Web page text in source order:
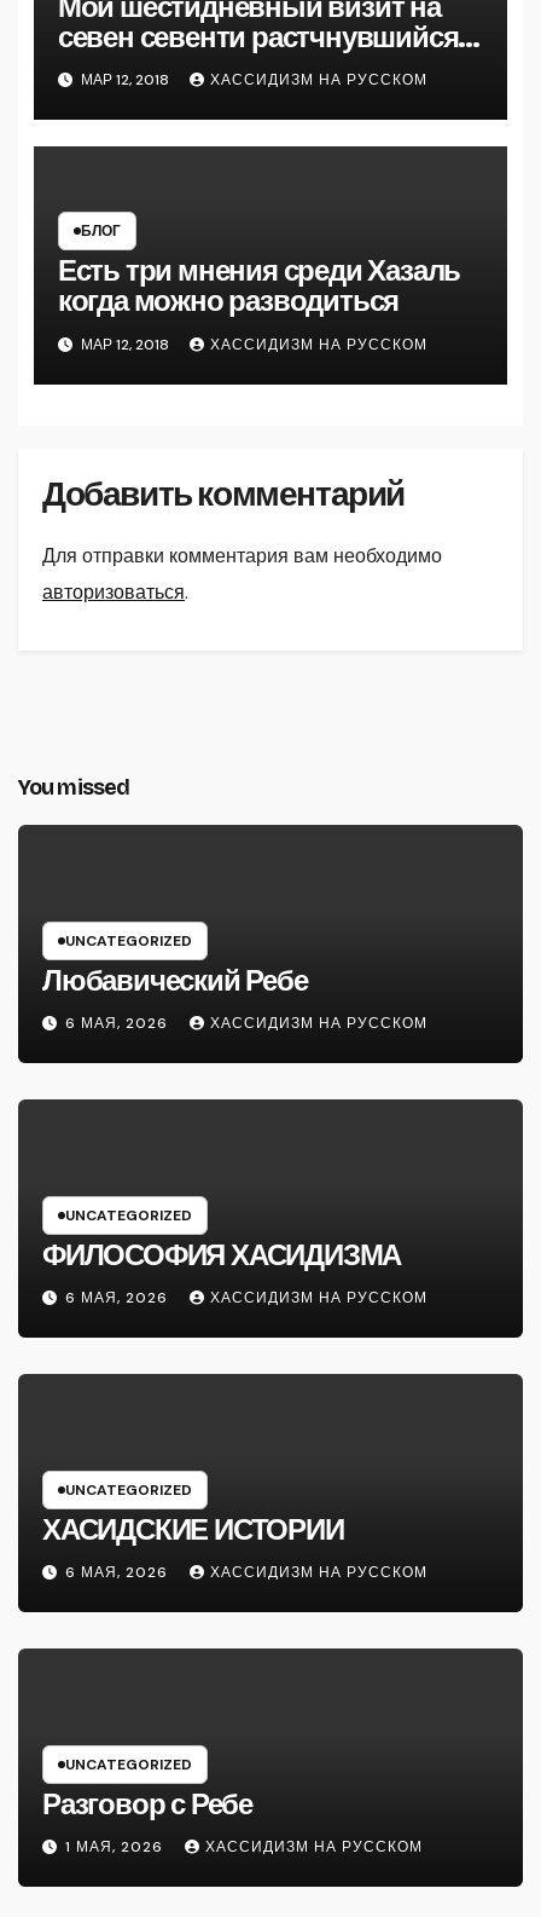
Мой шестидневный визит на
севен севенти растчнувшийся
на полтора месяца кажется
подошел к концу
МАР 12, 2018 ХАССИДИЗМ НА РУССКОМ
БЛОГ
Есть три мнения среди Хазаль
когда можно разводиться
МАР 12, 2018 ХАССИДИЗМ НА РУССКОМ
Добавить комментарий
Для отправки комментария вам необходимо
авторизоваться.
You missed
UNCATEGORIZED
Любавический Ребе
6 МАЯ, 2026 ХАССИДИЗМ НА РУССКОМ
UNCATEGORIZED
ФИЛОСОФИЯ ХАСИДИЗМА
6 МАЯ, 2026 ХАССИДИЗМ НА РУССКОМ
UNCATEGORIZED
ХАСИДСКИЕ ИСТОРИИ
6 МАЯ, 2026 ХАССИДИЗМ НА РУССКОМ
UNCATEGORIZED
Разговор с Ребе
1 МАЯ, 2026 ХАССИДИЗМ НА РУССКОМ